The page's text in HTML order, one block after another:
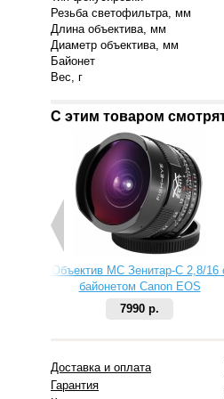
Резьба светофильтра, мм
Длина объектива, мм
Диаметр объектива, мм
Байонет
Вес, г
С этим товаром
Объектив МС Зенитар-C 2,8/16
байонетом Canon EOS
7990 р.
Доставка и оплата
Гарантия